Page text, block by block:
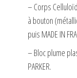
– Corps
à bouton
puis MADE IN
– Bloc plume
PARKER.